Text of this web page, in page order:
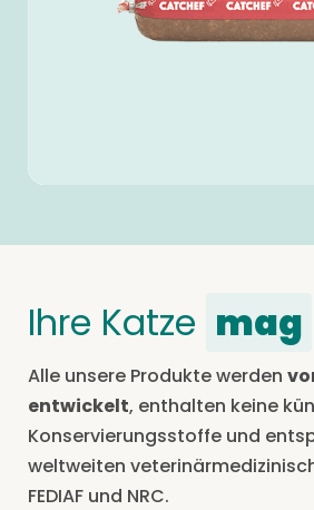
Ihre Katze mag
Alle unsere Produkte werden
entwickelt, enthalten keine
Konservierungsstoffe und
weltweiten
FEDIAF und NRC.